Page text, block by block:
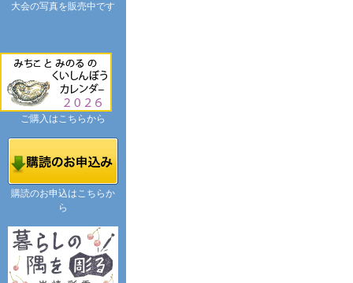
大会の写真を販売中です
ご購入はこちらから
購読のお申込はこちらか
ら